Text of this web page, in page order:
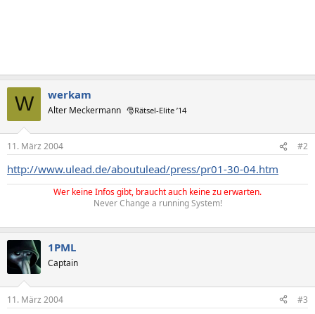
W werkam
Alter Meckermann 🎅Rätsel-Elite ’14
11. März 2004 #2
http://www.ulead.de/aboutulead/press/pr01-30-04.htm
Wer keine Infos gibt, braucht auch keine zu erwarten.
Never Change a running System!
1PML
Captain
11. März 2004 #3